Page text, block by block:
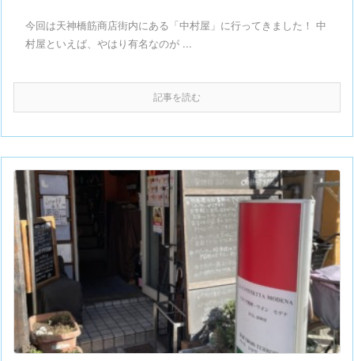
今回は天神橋筋商店街内にある「中村屋」に行ってきました！ 中
村屋といえば、やはり有名なのが ...
記事を読む